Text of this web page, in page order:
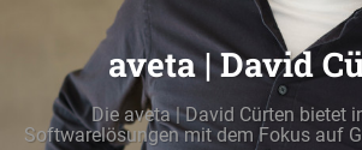
aveta | David
Die aveta | David Cürten bietet
Softwarelösungen mit dem Fokus auf